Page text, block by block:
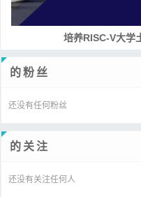
培养RISC-V大学
的粉丝
还没有任何粉丝
的关注
还没有关注任何人